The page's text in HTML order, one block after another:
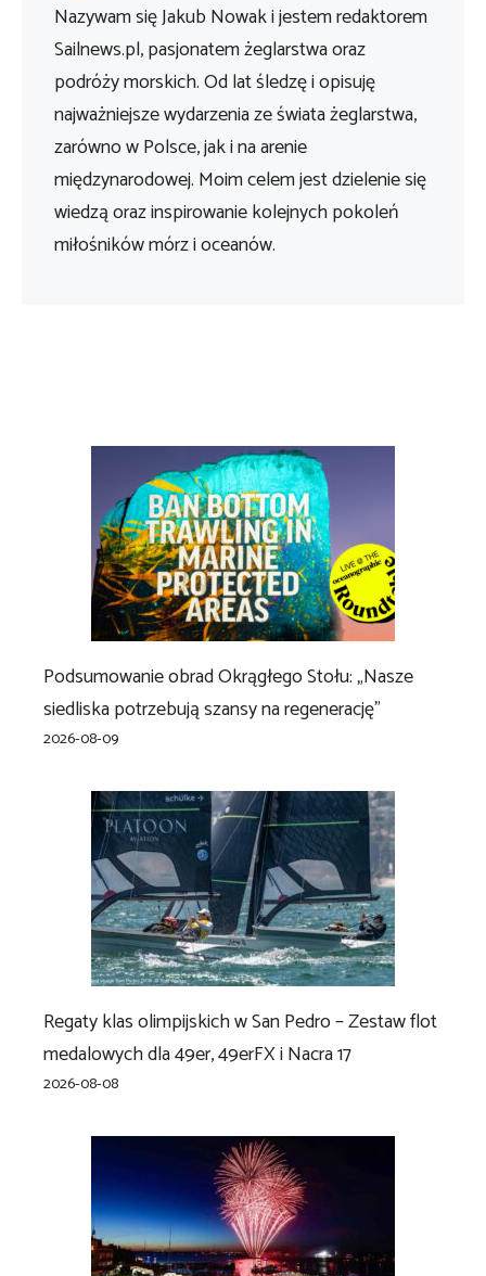
Nazywam się Jakub Nowak i jestem redaktorem
Sailnews.pl, pasjonatem żeglarstwa oraz
podróży morskich. Od lat śledzę i opisuję
najważniejsze wydarzenia ze świata żeglarstwa,
zarówno w Polsce, jak i na arenie
międzynarodowej. Moim celem jest dzielenie się
wiedzą oraz inspirowanie kolejnych pokoleń
miłośników mórz i oceanów.
Podsumowanie obrad Okrągłego Stołu: „Nasze
siedliska potrzebują szansy na regenerację”
2026-08-09
Regaty klas olimpijskich w San Pedro – Zestaw flot
medalowych dla 49er, 49erFX i Nacra 17
2026-08-08